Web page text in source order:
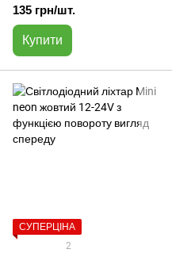
135 грн/шт.
Купити
СУПЕРЦІНА
2